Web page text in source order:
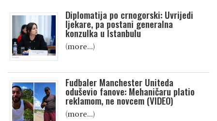
Diplomatija po crnogorski: Uvrijedi
ljekare, pa postani generalna
konzulka u Istanbulu
(more…)
Fudbaler Manchester Uniteda
oduševio fanove: Mehaničaru platio
reklamom, ne novcem (VIDEO)
(more…)